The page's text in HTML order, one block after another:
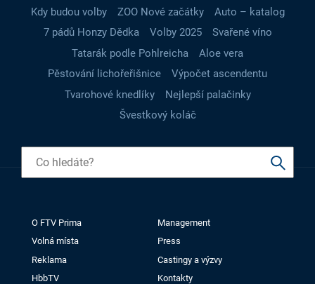
Kdy budou volby
ZOO Nové začátky
Auto – katalog
7 pádů Honzy Dědka
Volby 2025
Svařené víno
Tatarák podle Pohlreicha
Aloe vera
Pěstování lichořeřišnice
Výpočet ascendentu
Tvarohové knedlíky
Nejlepší palačinky
Švestkový koláč
O FTV Prima
Management
Volná místa
Press
Reklama
Castingy a výzvy
HbbTV
Kontakty